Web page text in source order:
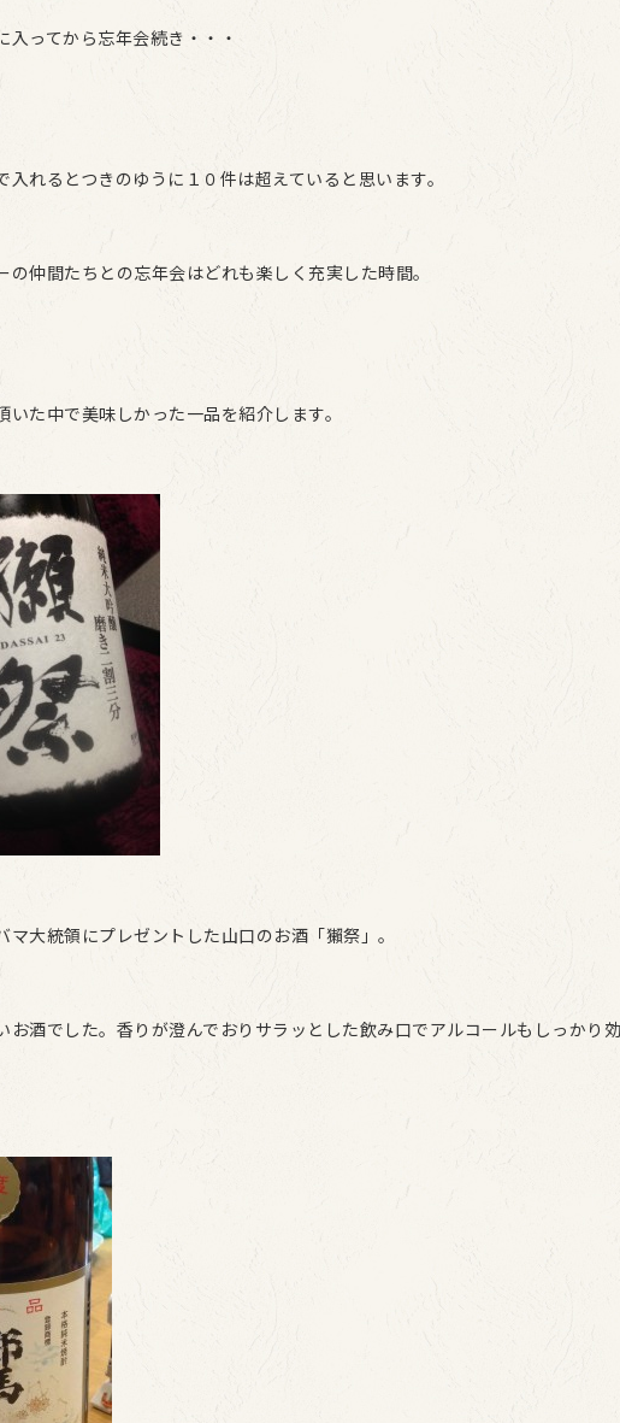
入ってから忘年会続き・・・
入れるとつきのゆうに１０件は超えていると思います。
の仲間たちとの忘年会はどれも楽しく充実した時間。
いた中で美味しかった一品を紹介します。
マ大統領にプレゼントした山口のお酒「獺祭」。
お酒でした。香りが澄んでおりサラッとした飲み口でアルコールもしっかり効